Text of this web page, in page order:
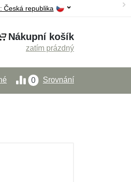
Česká republika
Nákupní košík
zatím prázdný
0 Srovnání